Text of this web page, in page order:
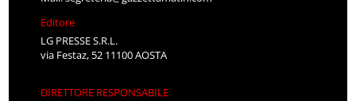
Editore
LG PRESSE S.R.L.
via Festaz, 52 11100 AOSTA
DIRETTORE RESPONSABILE